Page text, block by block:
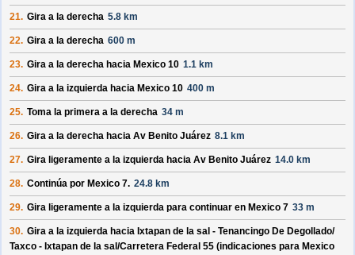
21. Gira a la derecha 5.8 km
22. Gira a la derecha 600 m
23. Gira a la derecha hacia Mexico 10 1.1 km
24. Gira a la izquierda hacia Mexico 10 400 m
25. Toma la primera a la derecha 34 m
26. Gira a la derecha hacia Av Benito Juárez 8.1 km
27. Gira ligeramente a la izquierda hacia Av Benito Juárez 14.0 km
28. Continúa por Mexico 7. 24.8 km
29. Gira ligeramente a la izquierda para continuar en Mexico 7 33 m
30. Gira a la izquierda hacia Ixtapan de la sal - Tenancingo De Degollado/
Taxco - Ixtapan de la sal/Carretera Federal 55 (indicaciones para Mexico